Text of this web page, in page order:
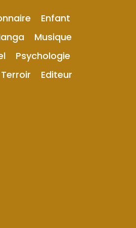
Enfant
Musique
Psychologie
Terroir
Editeur